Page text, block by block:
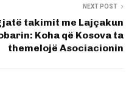
NEXT POST
takimit me Lajçakun
Koha që Kosova ta
themelojë Asociacionin